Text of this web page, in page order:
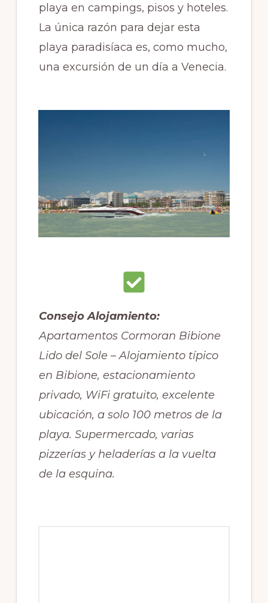
playa en campings, pisos y hoteles.
La única razón para dejar esta
playa paradisíaca es, como mucho,
una excursión de un día a Venecia.
Consejo Alojamiento:
Apartamentos Cormoran Bibione
Lido del Sole – Alojamiento típico
en Bibione, estacionamiento
privado, WiFi gratuito, excelente
ubicación, a solo 100 metros de la
playa. Supermercado, varias
pizzerías y heladerías a la vuelta
de la esquina.